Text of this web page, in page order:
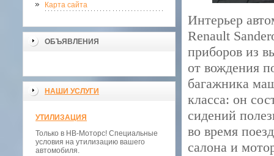
Карта сайта
ОБЪЯВЛЕНИЯ
НАШИ УСЛУГИ
УТИЛИЗАЦИЯ
Только в НВ-Моторс! Специальные
условия на утилизацию вашего
автомобиля.
Интерьер
Renault
приборов из
от вождения
багажника
класса: он
сидений
во время
салона и